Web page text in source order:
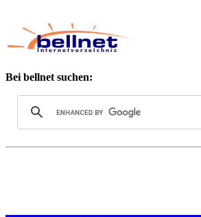
Bei bellnet suchen: